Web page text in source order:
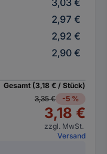
3,03 €
2,97 €
2,92 €
2,90 €
Gesamt (3,18 € / Stück)
3,35 €
-5 %
3,18 €
zzgl. MwSt.
Versand